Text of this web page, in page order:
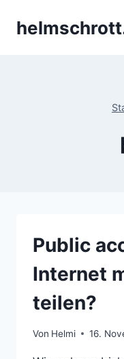
Inhalt
Public
Internet
teilen?
Von Helmi 16.